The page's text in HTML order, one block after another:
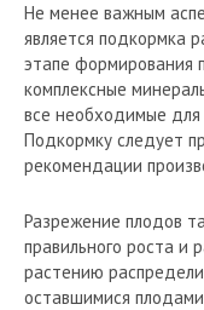
Не менее важным
является подкормка
этапе формирования
комплексные
все необходимые для
Подкормку следует
рекомендации
Разрежение плодов
правильного роста и
растению
оставшимися